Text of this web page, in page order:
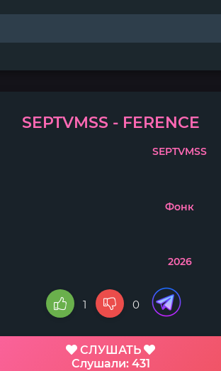
SEPTVMSS - FERENCE
SEPTVMSS
Фонк
2026
1 0
СЛУШАТЬ
Слушали: 431